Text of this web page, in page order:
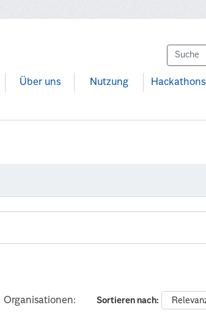
Über uns Nutzung Hackathons
Sortieren nach
Organisationen: